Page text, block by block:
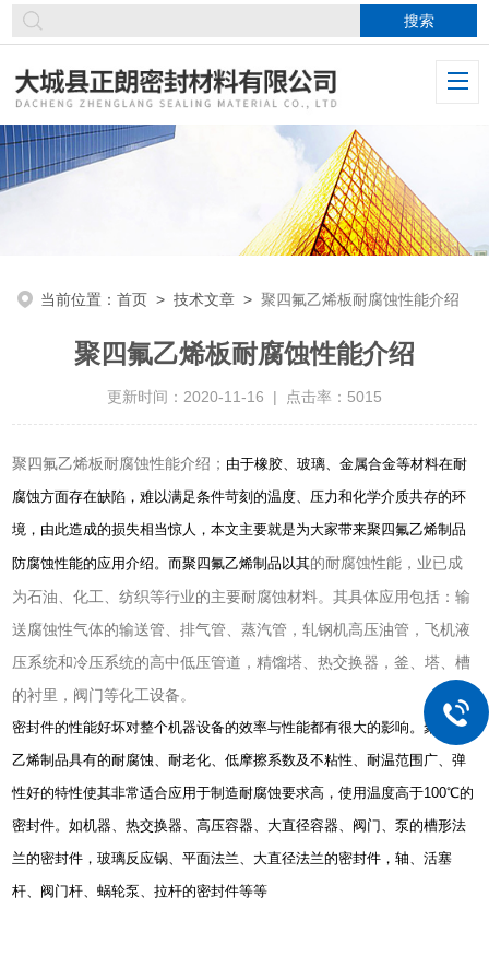
当前位置：首页 >技术文章 >聚四氟乙烯板耐腐蚀性能介绍
聚四氟乙烯板耐腐蚀性能介绍
更新时间：2020-11-16 | 点击率：5015
聚四氟乙烯板耐腐蚀性能介绍； 由于橡胶、玻璃、金属合金等材料在耐
腐蚀方面存在缺陷，难以满足条件苛刻的温度、压力和化学介质共存的环
境，由此造成的损失相当惊人，本文主要就是为大家带来聚四氟乙烯制品
防腐蚀性能的应用介绍。而聚四氟乙烯制品以其的耐腐蚀性能，业已成
为石油、化工、纺织等行业的主要耐腐蚀材料。其具体应用包括：输
送腐蚀性气体的输送管、排气管、蒸汽管，轧钢机高压油管，飞机液
压系统和冷压系统的高中低压管道，精馏塔、热交换器，釜、塔、槽
的衬里，阀门等化工设备。
密封件的性能好坏对整个机器设备的效率与性能都有很大的影响。聚四氟
乙烯制品具有的耐腐蚀、耐老化、低摩擦系数及不粘性、耐温范围广、弹
性好的特性使其非常适合应用于制造耐腐蚀要求高，使用温度高于100℃的
密封件。如机器、热交换器、高压容器、大直径容器、阀门、泵的槽形法
兰的密封件，玻璃反应锅、平面法兰、大直径法兰的密封件，轴、活塞
杆、阀门杆、蜗轮泵、拉杆的密封件等等